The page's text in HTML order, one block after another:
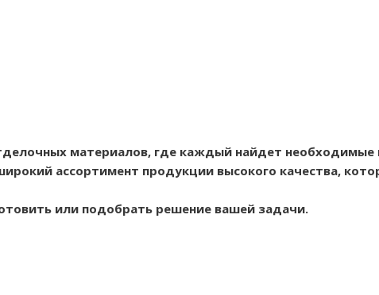
материалов, где каждый найдет
ассортимент продукции высокого качества,
или подобрать решение вашей задачи.